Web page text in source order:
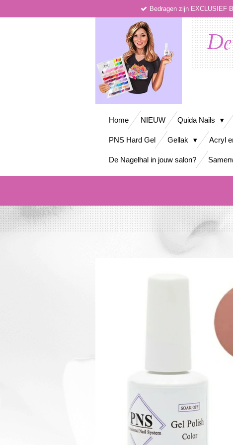
Bedragen zijn EXCLUSIEF
Home NIEUW Quida Nails
PNS Hard Gel Gellak Acryl
De Nagelhal in jouw salon?